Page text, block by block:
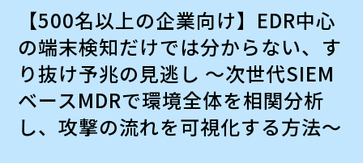
【500名以上の企業向け】EDR中心
の端末検知だけでは分からない、す
り抜け予兆の見逃し ～次世代SIEM
ベースMDRで環境全体を相関分析
し、攻撃の流れを可視化する方法～